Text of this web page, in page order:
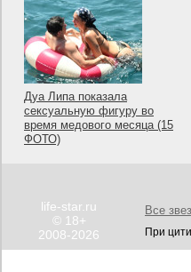
Дуа Липа показала
сексуальную фигуру во
время медового месяца (15
ФОТО)
life-star.ru
© 18+
2008-2026
Все
При